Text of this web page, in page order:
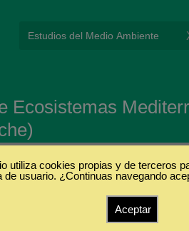
Ecosistemas
utiliza cookies propias y de terceros
de usuario. ¿Continuas navegando
Aceptar